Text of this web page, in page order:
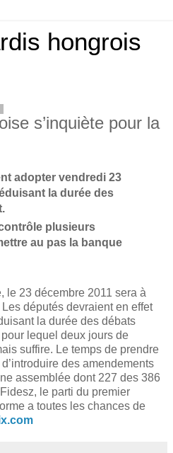
hongrois
s’inquiète pour la
adopter vendredi 23
la durée des
plusieurs
au pas la banque
le 23 décembre 2011 sera à
députés devraient en effet
la durée des débats
lequel deux jours de
suffire. Le temps de prendre
des amendements
assemblée dont 227 des 386
le parti du premier
a toutes les chances de